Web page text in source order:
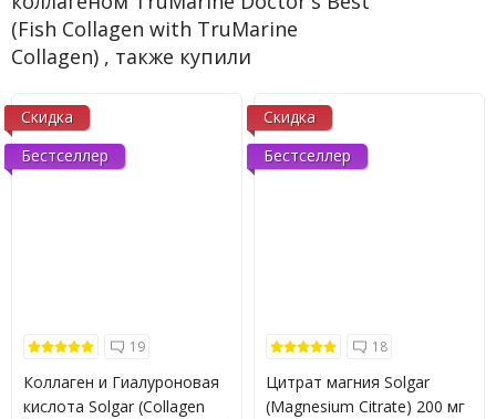
(Fish Collagen with TruMarine
Collagen) , также купили
Скидка
Бестселлер
19
Коллаген и Гиалуроновая
кислота Solgar (Collagen
Скидка
Бестселлер
18
Цитрат магния Solgar
(Magnesium Citrate) 200 мг